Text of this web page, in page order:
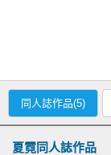
同人誌作品(5)
夏霓同人誌作品